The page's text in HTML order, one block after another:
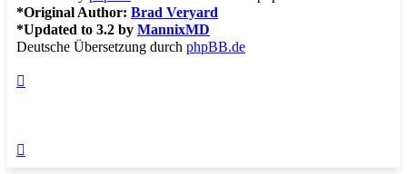
*Original Author: Brad Veryard
*Updated to 3.2 by MannixMD
Deutsche Übersetzung durch phpBB.de